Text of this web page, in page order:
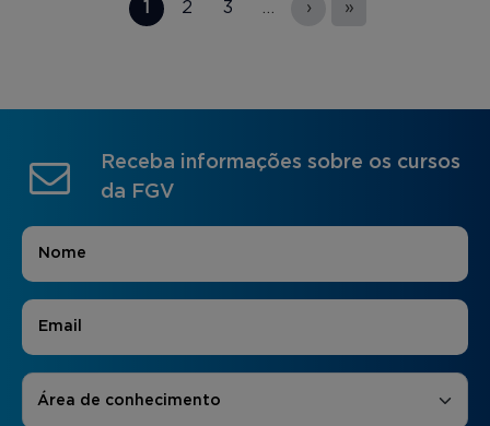
1 2 3 › »
Receba informações sobre os cursos
da FGV
Nome
E-mail
Áreas de Interesse
Área de conhecimento